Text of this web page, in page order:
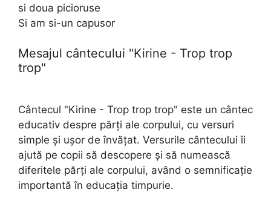
si doua picioruse
Si am si-un capusor
Mesajul cântecului "Kirine - Trop trop
trop"
Cântecul "Kirine - Trop trop trop" este un cântec
educativ despre părți ale corpului, cu versuri
simple și ușor de învățat. Versurile cântecului îi
ajută pe copii să descopere și să numească
diferitele părți ale corpului, având o semnificație
importantă în educația timpurie.